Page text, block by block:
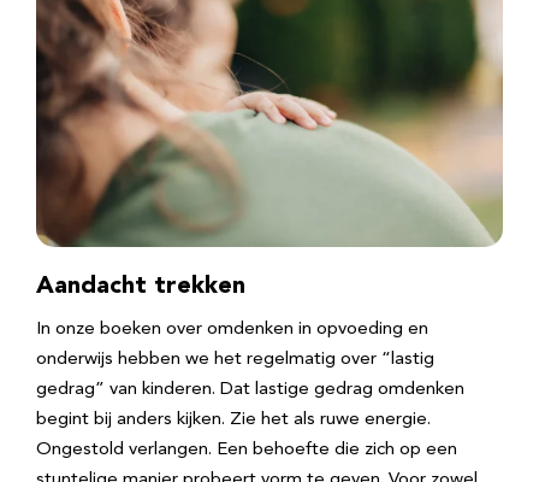
Aandacht trekken
In onze boeken over omdenken in opvoeding en
onderwijs hebben we het regelmatig over “lastig
gedrag” van kinderen. Dat lastige gedrag omdenken
begint bij anders kijken. Zie het als ruwe energie.
Ongestold verlangen. Een behoefte die zich op een